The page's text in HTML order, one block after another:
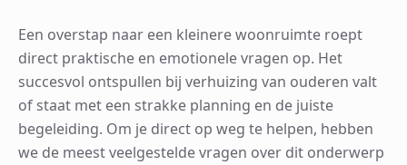
Een overstap naar een kleinere woonruimte roept
direct praktische en emotionele vragen op. Het
succesvol ontspullen bij verhuizing van ouderen valt
of staat met een strakke planning en de juiste
begeleiding. Om je direct op weg te helpen, hebben
we de meest veelgestelde vragen over dit onderwerp